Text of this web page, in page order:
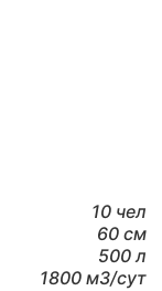
10 чел
60 см
500 л
1800 м3/cут